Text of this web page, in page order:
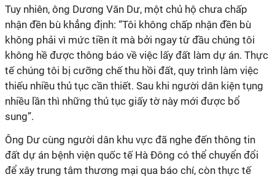
Tuy nhiên, ông Dương Văn Dư, một chủ hộ chưa chấp
nhận đền bù khẳng định: “Tôi không chấp nhận đền bù
không phải vì mức tiền ít mà bởi ngay từ đầu chúng tôi
không hề được thông báo về việc lấy đất làm dự án. Thực
tế chúng tôi bị cưỡng chế thu hồi đất, quy trình làm việc
thiếu nhiều thủ tục cần thiết. Sau khi người dân kiện tụng
nhiều lần thì những thủ tục giấy tờ này mới được bổ
sung”.
Ông Dư cùng người dân khu vực đã nghe đến thông tin
đất dự án bệnh viện quốc tế Hà Đông có thể chuyển đổi
để xây trung tâm thương mại qua báo chí, còn thực tế